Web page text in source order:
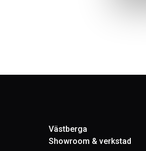
Västberga
Showroom & verkstad